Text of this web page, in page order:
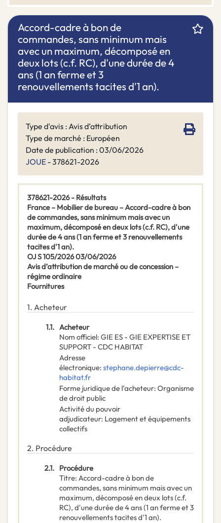
Accord-cadre à bon de
commandes, sans minimum mais
avec un maximum, décomposé en
deux lots (c.f. RC), d'une durée de 4
ans (1 an ferme et 3
renouvellements tacites d'1 an).
Type d'avis : Avis d’attribution
Type de marché : Européen
Date de publication : 03/06/2026
JOUE - 378621-2026
378621-2026 - Résultats
France – Mobilier de bureau – Accord-cadre à bon
de commandes, sans minimum mais avec un
maximum, décomposé en deux lots (c.f. RC), d'une
durée de 4 ans (1 an ferme et 3 renouvellements
tacites d'1 an).
OJ S 105/2026 03/06/2026
Avis d’attribution de marché ou de concession –
régime ordinaire
Fournitures
1. Acheteur
1.1. Acheteur
Nom officiel: GIE ES - GIE EXPERTISE ET
SUPPORT - CDC HABITAT
Adresse
électronique: stephane.depierre@cdc-
habitat.fr
Forme juridique de l’acheteur: Organisme
de droit public
Activité du pouvoir
adjudicateur: Logement et équipements
collectifs
2. Procédure
2.1. Procédure
Titre: Accord-cadre à bon de
commandes, sans minimum mais avec un
maximum, décomposé en deux lots (c.f.
RC), d'une durée de 4 ans (1 an ferme et 3
renouvellements tacites d'1 an).